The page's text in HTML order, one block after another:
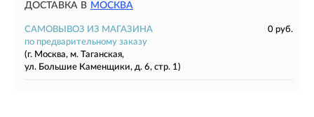
ДОСТАВКА В МОСКВА
САМОВЫВОЗ ИЗ МАГАЗИНА
0 руб.
по предварительному заказу
(г. Москва, м. Таганская,
ул. Большие Каменщики, д. 6, стр. 1)